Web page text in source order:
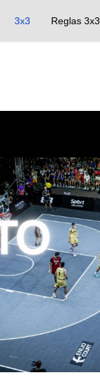
3x3 Reglas 3x3